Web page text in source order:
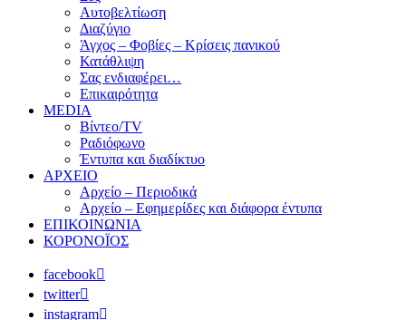
Αυτοβελτίωση
Διαζύγιο
Άγχος – Φοβίες – Κρίσεις πανικού
Κατάθλιψη
Σας ενδιαφέρει…
Επικαιρότητα
MEDIA
Βίντεο/TV
Ραδιόφωνο
Έντυπα και διαδίκτυο
ΑΡΧΕΙΟ
Αρχείο – Περιοδικά
Αρχείο – Εφημερίδες και διάφορα έντυπα
ΕΠΙΚΟΙΝΩΝΙΑ
ΚΟΡΟΝΟΪΟΣ
facebook
twitter
instagram